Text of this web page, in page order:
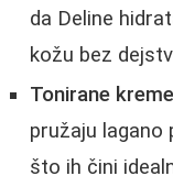
da Deline
kožu bez
Tonirane kreme
pružaju lagano
što ih čini